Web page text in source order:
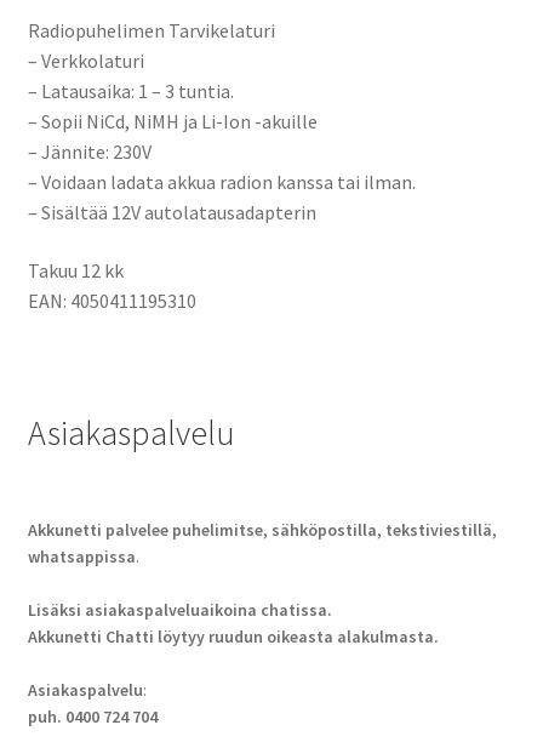
Radiopuhelimen Tarvikelaturi
– Verkkolaturi
– Latausaika: 1 – 3 tuntia.
– Sopii NiCd, NiMH ja Li-Ion -akuille
– Jännite: 230V
– Voidaan ladata akkua radion kanssa tai ilman.
– Sisältää 12V autolatausadapterin
Takuu 12 kk
EAN: 4050411195310
Asiakaspalvelu
Akkunetti palvelee puhelimitse, sähköpostilla, tekstiviestillä,
whatsappissa.
Lisäksi asiakaspalveluaikoina chatissa.
Akkunetti Chatti löytyy ruudun oikeasta alakulmasta.
Asiakaspalvelu:
puh. 0400 724 704